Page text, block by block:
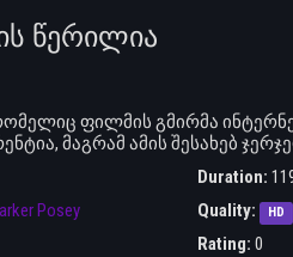
წერილია
ფილმის გმირმა
მაგრამ ამის შესახებ
Posey
Duration:
Quality:
HD
Rating: 0